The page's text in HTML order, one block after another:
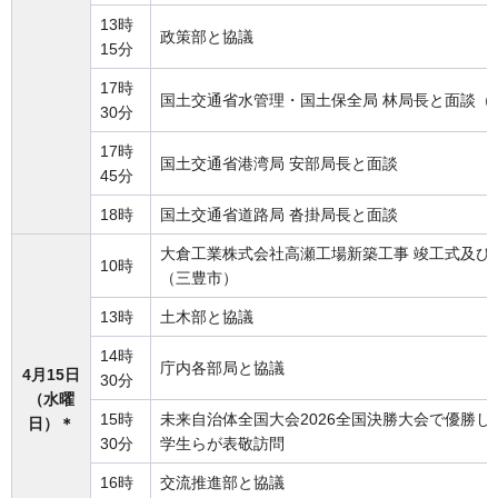
13時
15分
政策部と協議
17時
30分
国土交通省水管理・国土保全局 林局長と面談（
17時
45分
国土交通省港湾局 安部局長と面談
18時 国土交通省道路局 沓掛局長と面談
4月15日
（水曜
日）＊
10時
大倉工業株式会社高瀬工場新築工事 竣工式及
（三豊市）
13時 土木部と協議
14時
30分
庁内各部局と協議
15時
30分
未来自治体全国大会2026全国決勝大会で優勝
学生らが表敬訪問
16時 交流推進部と協議